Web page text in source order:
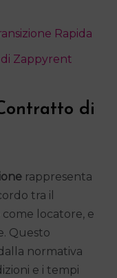
Rapida
Zappyrent
di
rappresenta
tra il
locatore, e
Questo
normativa
e i tempi